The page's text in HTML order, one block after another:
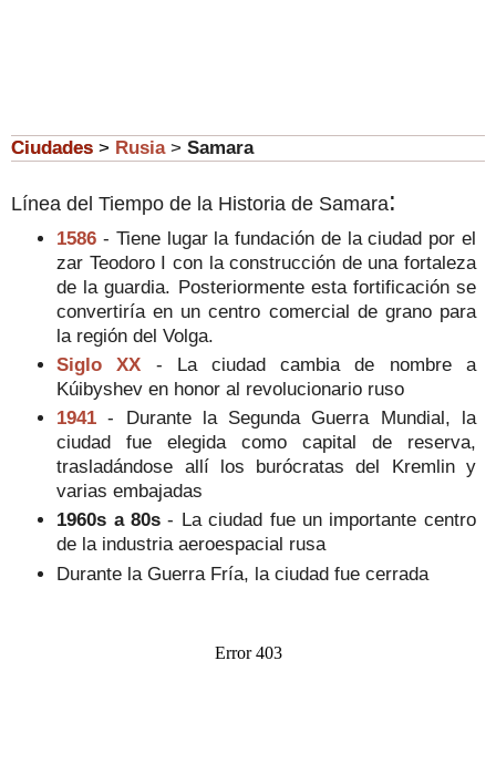
Ciudades > Rusia > Samara
Línea del Tiempo de la Historia de Samara:
1586 - Tiene lugar la fundación de la ciudad por el
zar Teodoro I con la construcción de una fortaleza
de la guardia. Posteriormente esta fortificación se
convertiría en un centro comercial de grano para
la región del Volga.
Siglo XX - La ciudad cambia de nombre a
Kúibyshev en honor al revolucionario ruso
1941 - Durante la Segunda Guerra Mundial, la
ciudad fue elegida como capital de reserva,
trasladándose allí los burócratas del Kremlin y
varias embajadas
1960s a 80s - La ciudad fue un importante centro
de la industria aeroespacial rusa
Durante la Guerra Fría, la ciudad fue cerrada